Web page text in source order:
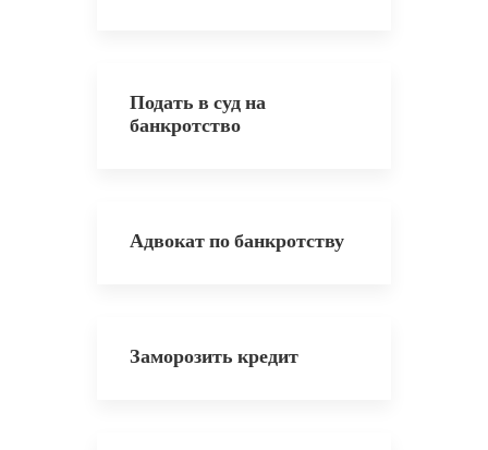
Подать в суд на
банкротство
Адвокат по банкротству
Заморозить кредит